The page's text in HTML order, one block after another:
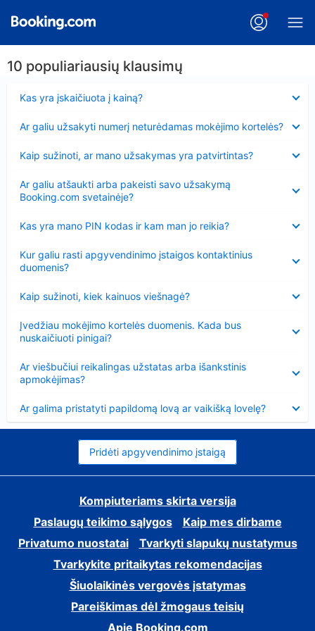
10 populiariausių klausimų
Kas yra įskaičiuota į kainą?
Ar galiu užsakyti numerį neturėdamas mokėjimo kortelės?
Kaip sužinoti, ar mano užsakymas yra patvirtintas?
Ar galiu atšaukti arba pakeisti savo užsakymą
Booking.com svetainėje?
Kas yra mano PIN kodas ir kam man jo reikia?
Kur galiu rasti apgyvendinimo įstaigos kontaktinius
duomenis?
Kaip sužinoti, kiek kainuos viešnagė?
Įvedžiau mokėjimo kortelės duomenis. Kada bus
nuskaičiuoti pinigai?
Ar viešbučiui reikalingas užstatas arba išankstinis
apmokėjimas?
Ar galima pristatyti papildomą lovą ar vaikišką lovelę?
Pridėti apgyvendinimo įstaigą
Kompiuteriams skirta versija
Paslaugų teikimo sąlygos
Kaip mes dirbame
Privatumo nuostatai
Tvarkyti slapukų nustatymus
Tvarkykite pritaikytas rekomendacijas
Šiuolaikinės vergovės įstatymas
Pareiškimas dėl žmogaus teisių
Apie Booking.com